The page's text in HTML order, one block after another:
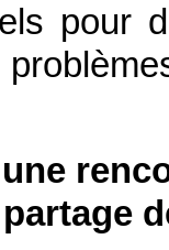
pour